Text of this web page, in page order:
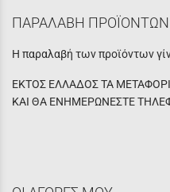
ΠΑΡΑΛΑΒΗ ΠΡΟΪΟΝΤΩΝ
Η παραλαβή των προϊόντων
ΕΚΤΟΣ ΕΛΛΑΔΟΣ ΤΑ
ΚΑΙ ΘΑ ΕΝΗΜΕΡΩΝΕΣΤΕ